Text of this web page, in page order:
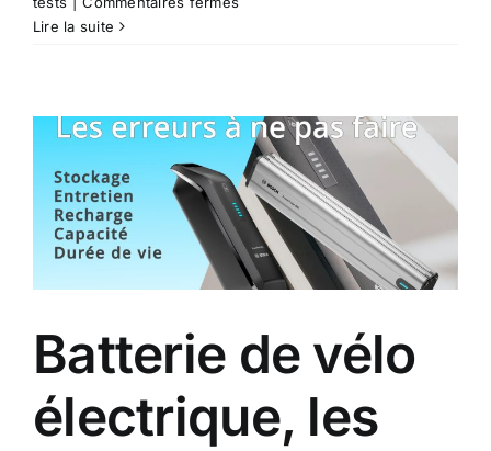
Stereo
Hybrid
One77
Action
Team
2026
Lire la suite
Batterie de vélo
électrique, les